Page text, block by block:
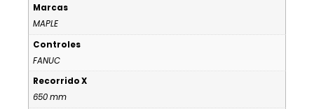
Marcas
MAPLE
Controles
FANUC
Recorrido X
650 mm